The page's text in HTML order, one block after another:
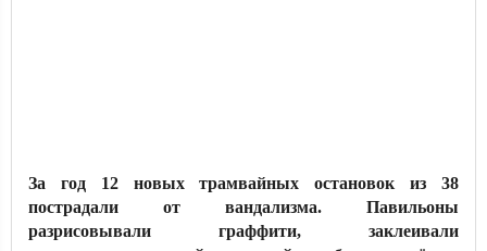
За год 12 новых трамвайных остановок из 38
пострадали от вандализма. Павильоны
разрисовывали граффити, заклеивали